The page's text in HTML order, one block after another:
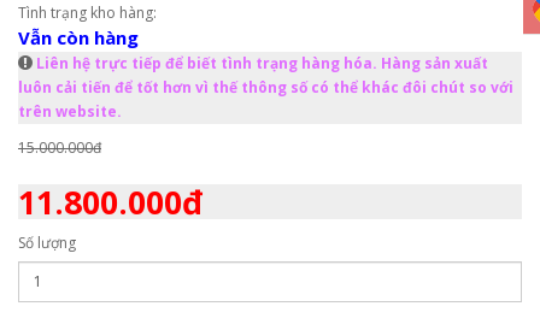
Tình trạng kho hàng:
Vẫn còn hàng
Liên hệ trực tiếp để biết tình trạng hàng hóa. Hàng sản xuất
luôn cải tiến để tốt hơn vì thế thông số có thể khác đôi chút so với
trên website.
15.000.000đ
11.800.000đ
Số lượng